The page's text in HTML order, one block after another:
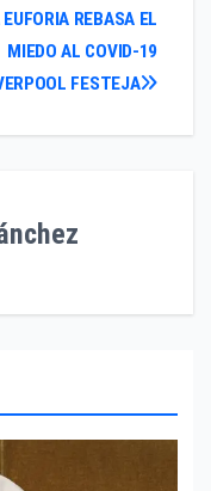
REBASA EL
MIEDO AL COVID-19
FESTEJA